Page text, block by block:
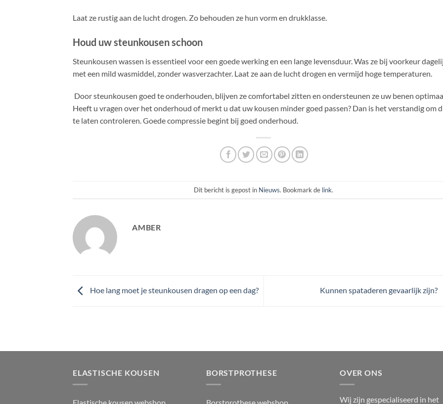
Laat ze rustig aan de lucht drogen. Zo behouden ze hun vorm en drukklasse.
Houd uw steunkousen schoon
Steunkousen wassen is essentieel voor een goede werking en een lange levensduur. Was ze bij voorkeur
met een mild wasmiddel, zonder wasverzachter. Laat ze aan de lucht drogen en vermijd hoge temperaturen.
Door steunkousen goed te onderhouden, blijven ze comfortabel zitten en ondersteunen ze uw benen
Heeft u vragen over het onderhoud of merkt u dat uw kousen minder goed passen? Dan is het verstandig om
te laten controleren. Goede compressie begint bij goed onderhoud.
Dit bericht is gepost in Nieuws. Bookmark de link.
AMBER
Hoe lang moet je steunkousen dragen op een dag? Kunnen spataderen gevaarlijk zijn?
ELASTISCHE KOUSEN BORSTPROTHESE OVER ONS
Wij zijn gespecialiseerd in het